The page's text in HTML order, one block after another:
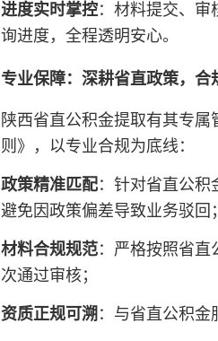
进度实时掌控：材料提交、
询进度，全程透明安心。
专业保障：深耕省直政策，合
陕西省直公积金提取有其专
则》，以专业合规为底线：
政策精准匹配：针对省直公积
避免因政策偏差导致业务驳回；
材料合规规范：严格按照省
次通过审核；
资质正规可溯 ：与省直公积金